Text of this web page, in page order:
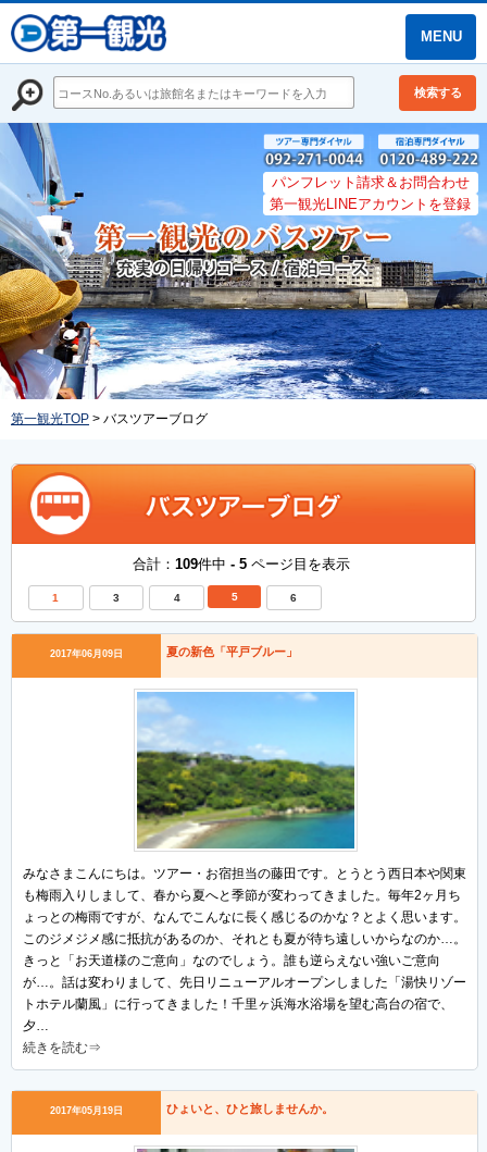
MENU
検索する
パンフレット請求＆お問合わせ
第一観光LINEアカウントを登録
第一観光TOP > バスツアーブログ
合計： 109件中 - 5 ページ目を表示
1 3 4 5 6
2017年06月09日 夏の新色「平戸ブルー」
みなさまこんにちは。ツアー・お宿担当の藤田です。とうとう西日本や関東
も梅雨入りしまして、春から夏へと季節が変わってきました。毎年2ヶ月ち
ょっとの梅雨ですが、なんでこんなに長く感じるのかな？とよく思います。
このジメジメ感に抵抗があるのか、それとも夏が待ち遠しいからなのか…。
きっと「お天道様のご意向」なのでしょう。誰も逆らえない強いご意向
が…。話は変わりまして、先日リニューアルオープンしました「湯快リゾー
トホテル蘭風」に行ってきました！千里ヶ浜海水浴場を望む高台の宿で、
夕…
続きを読む⇒
2017年05月19日 ひょいと、ひと旅しませんか。